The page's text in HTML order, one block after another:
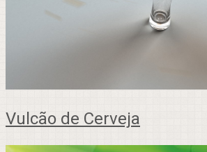
Vulcão de Cerveja